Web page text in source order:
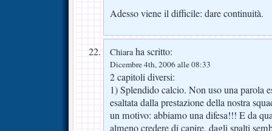
Adesso viene il difficile: dare continuità.
Chiaraha scritto:
Dicembre 4th, 2006 alle 08:33
2 capitoli diversi:
1) Splendido calcio. Non uso una parola
esaltata dalla prestazione della nostra
un motivo: abbiamo una difesa!!! E da
almeno credere di capire, dagli spalti